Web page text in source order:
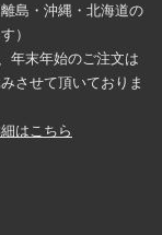
島・沖縄・北海道の
）
年末年始のご注文は
させて頂いておりま
はこちら